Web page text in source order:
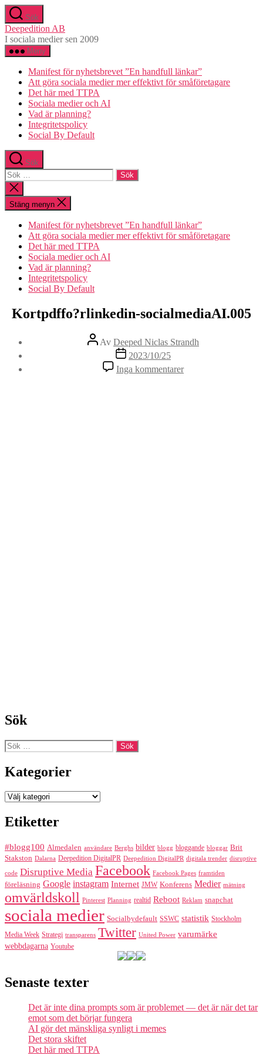
Hoppa
till
innehåll
Sök
Deepedition AB
I sociala medier sen 2009
Meny
Manifest för nyhetsbrevet ”En handfull länkar”
Att göra sociala medier mer effektivt för småföretagare
Det här med TTPA
Sociala medier och AI
Vad är planning?
Integritetspolicy
Social By Default
Sök
Sök
efter:
Stäng
sökningen
Stäng menyn
Manifest för nyhetsbrevet ”En handfull länkar”
Att göra sociala medier mer effektivt för småföretagare
Det här med TTPA
Sociala medier och AI
Vad är planning?
Integritetspolicy
Social By Default
Kortpdffo?rlinkedin-socialmediaAI.005
Inläggsförfattare
Av Deeped Niclas Strandh
Inläggsdatum
2023/10/25
Inga kommentarer
Sök
Sök
efter:
Kategorier
Kategorier
Etiketter
#blogg100 Almedalen användare Berghs bilder blogg bloggande bloggar Brit
Stakston Dalarna Deepedition DigitalPR Deepedition DigitalPR digitala trender disruptive
code Disruptive Media Facebook Facebook Pages framtiden
föreläsning Google instagram Internet JMW Konferens Medier mätning
omvärldskoll Pinterest Planning realtid Reboot Reklam snapchat
sociala medier Socialbydefault SSWC statistik Stockholm
Media Week Strategi transparens Twitter United Power varumärke
webbdagarna Youtube
Senaste texter
Det är inte dina prompts som är problemet — det är när det tar
emot som det börjar fungera
AI gör det mänskliga synligt i memes
Det stora skiftet
Det här med TTPA